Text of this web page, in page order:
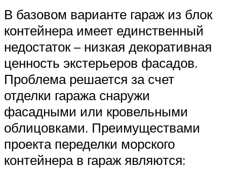
В базовом варианте гараж из блок
контейнера имеет единственный
недостаток – низкая декоративная
ценность экстерьеров фасадов.
Проблема решается за счет
отделки гаража снаружи
фасадными или кровельными
облицовками. Преимуществами
проекта переделки морского
контейнера в гараж являются: